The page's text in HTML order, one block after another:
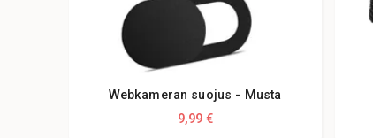
Webkameran suojus - Musta
9,99 €